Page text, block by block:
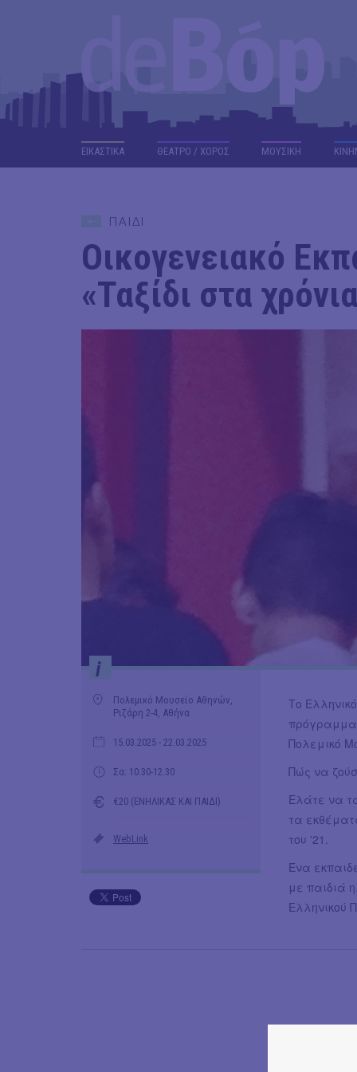
ΕΙΚΑΣΤΙΚΑ ΘΕΑΤΡΟ / ΧΟΡΟΣ ΜΟΥΣΙΚΗ
ΠΑΙΔΙ
Οικογενειακό
«Ταξίδι στα
i
Πολεμικό Μουσείο Αθηνών,
Ριζάρη 2-4, Αθήνα
15.03.2025 - 22.03.2025
Σα: 10.30-12.30
€20 (ΕΝΗΛΙΚΑΣ ΚΑΙ ΠΑΙΔΙ)
WebLink
Το
Πολεμικό
Πώς να
Ελάτε να
τα
του '21.
Ένα
με παιδιά
Ελληνικού